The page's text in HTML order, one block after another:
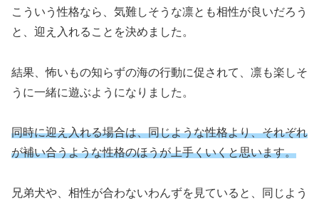
こういう性格なら、気難しそうな凛とも相性が良いだろう
と、迎え入れることを決めました。
結果、怖いもの知らずの海の行動に促されて、凛も楽しそ
うに一緒に遊ぶようになりました。
同時に迎え入れる場合は、同じような性格より、それぞれ
が補い合うような性格のほうが上手くいくと思います。
兄弟犬や、相性が合わないわんずを見ていると、同じよう